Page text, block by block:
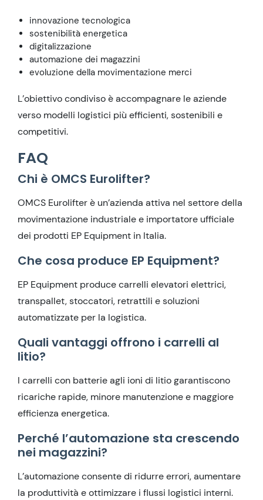
innovazione tecnologica
sostenibilità energetica
digitalizzazione
automazione dei magazzini
evoluzione della movimentazione merci
L’obiettivo condiviso è accompagnare le aziende
verso modelli logistici più efficienti, sostenibili e
competitivi.
FAQ
Chi è OMCS Eurolifter?
OMCS Eurolifter è un’azienda attiva nel settore della
movimentazione industriale e importatore ufficiale
dei prodotti EP Equipment in Italia.
Che cosa produce EP Equipment?
EP Equipment produce carrelli elevatori elettrici,
transpallet, stoccatori, retrattili e soluzioni
automatizzate per la logistica.
Quali vantaggi offrono i carrelli al
litio?
I carrelli con batterie agli ioni di litio garantiscono
ricariche rapide, minore manutenzione e maggiore
efficienza energetica.
Perché l’automazione sta crescendo
nei magazzini?
L’automazione consente di ridurre errori, aumentare
la produttività e ottimizzare i flussi logistici interni.